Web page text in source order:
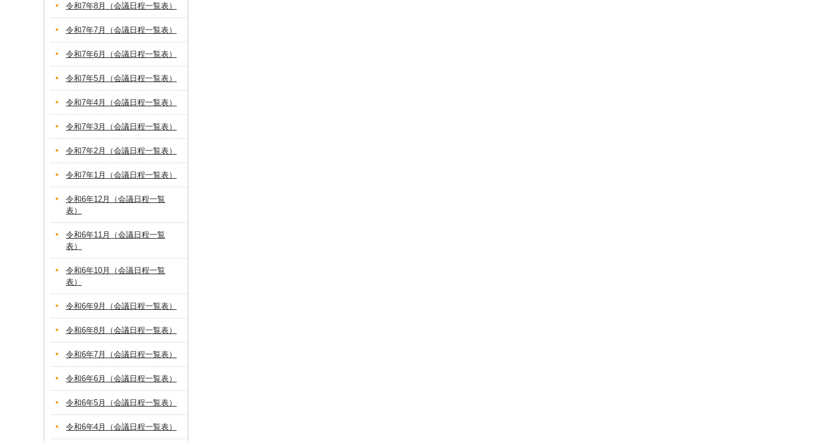
令和7年8月（会議日程一覧表）
令和7年7月（会議日程一覧表）
令和7年6月（会議日程一覧表）
令和7年5月（会議日程一覧表）
令和7年4月（会議日程一覧表）
令和7年3月（会議日程一覧表）
令和7年2月（会議日程一覧表）
令和7年1月（会議日程一覧表）
令和6年12月（会議日程一覧
表）
令和6年11月（会議日程一覧
表）
令和6年10月（会議日程一覧
表）
令和6年9月（会議日程一覧表）
令和6年8月（会議日程一覧表）
令和6年7月（会議日程一覧表）
令和6年6月（会議日程一覧表）
令和6年5月（会議日程一覧表）
令和6年4月（会議日程一覧表）